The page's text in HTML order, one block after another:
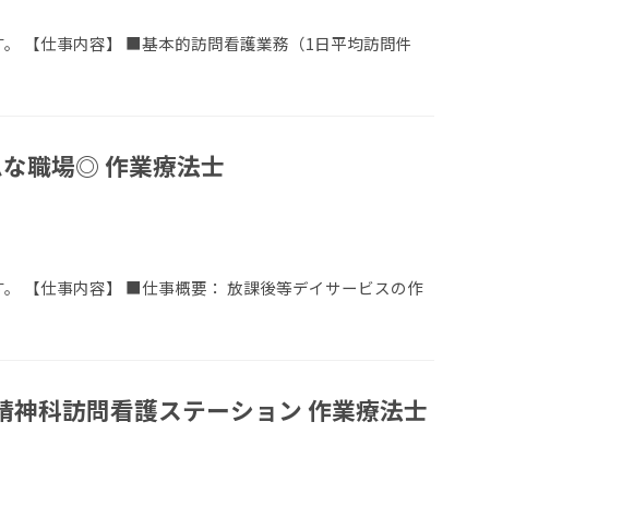
【仕事内容】 ■基本的訪問看護業務（1日平均訪問件
職場◎ 作業療法士
【仕事内容】 ■仕事概要： 放課後等デイサービスの作
神科訪問看護ステーション 作業療法士